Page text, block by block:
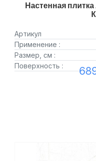
Настенная
Артикул
Применение :
Размер, см :
Поверхность :